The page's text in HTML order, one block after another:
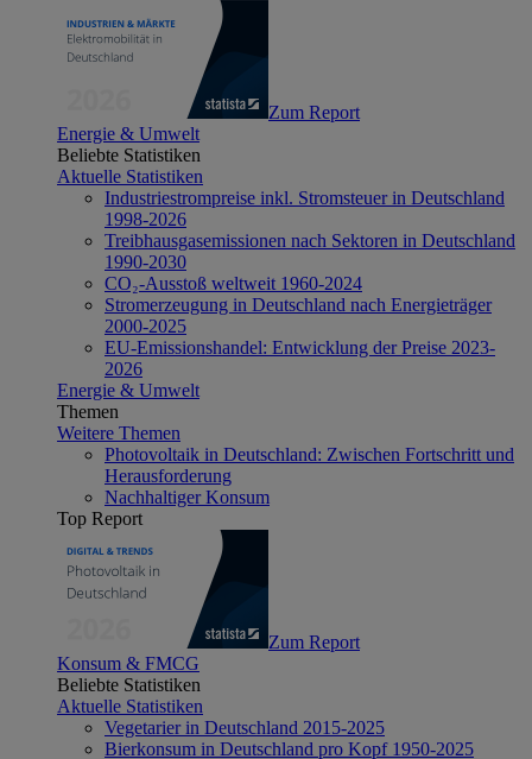
Zum Report
Energie & Umwelt
Beliebte Statistiken
Aktuelle Statistiken
Industriestrompreise inkl. Stromsteuer in Deutschland
1998-2026
Treibhausgasemissionen nach Sektoren in Deutschland
1990-2030
CO₂-Ausstoß weltweit 1960-2024
Stromerzeugung in Deutschland nach Energieträger
2000-2025
EU-Emissionshandel: Entwicklung der Preise 2023-
2026
Energie & Umwelt
Themen
Weitere Themen
Photovoltaik in Deutschland: Zwischen Fortschritt und
Herausforderung
Nachhaltiger Konsum
Top Report
Zum Report
Konsum & FMCG
Beliebte Statistiken
Aktuelle Statistiken
Vegetarier in Deutschland 2015-2025
Bierkonsum in Deutschland pro Kopf 1950-2025